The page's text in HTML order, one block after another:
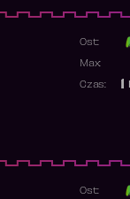
Ost:
Max:
Czas:
Ost: